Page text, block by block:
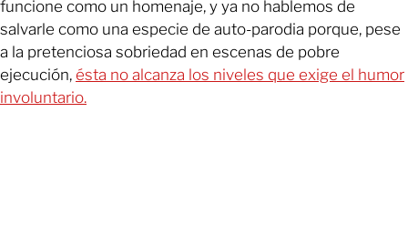
funcione como un homenaje, y ya no hablemos de
salvarle como una especie de auto-parodia porque, pese
a la pretenciosa sobriedad en escenas de pobre
ejecución, ésta no alcanza los niveles que exige el humor
involuntario.